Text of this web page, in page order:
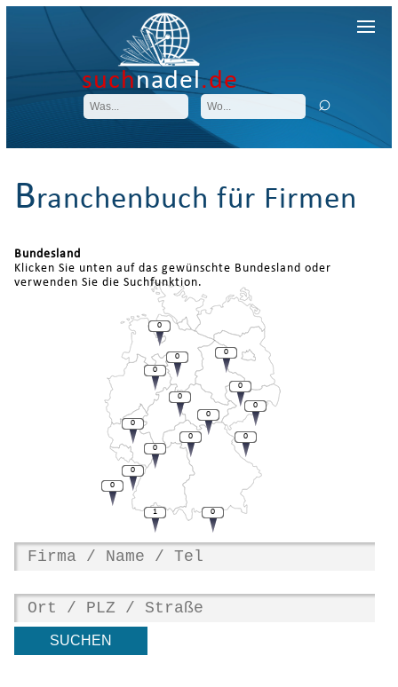
suchnadel.de
Branchenbuch für Firmen
Bundesland
Klicken Sie unten auf das gewünschte Bundesland oder
verwenden Sie die Suchfunktion.
0
0
0
0
0
0
0
0
0
0
0
0
0
1
0
0